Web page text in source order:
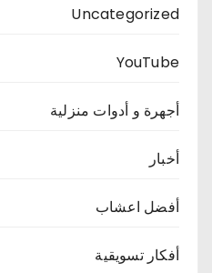
Uncategorized
YouTube
أجهرة و أدوات منزلية
أخبار
أفضل اعشاب
أفكار تسويقية